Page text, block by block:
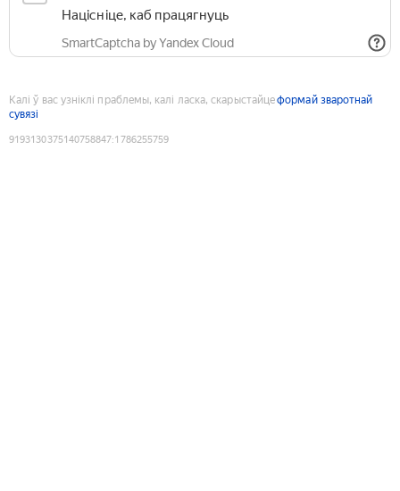
Націсніце, каб працягнуць
SmartCaptcha by Yandex Cloud
Калі ў вас узніклі праблемы, калі ласка, скарыстайцеформай зваротнай
сувязі
9193130375140758847:1786255759